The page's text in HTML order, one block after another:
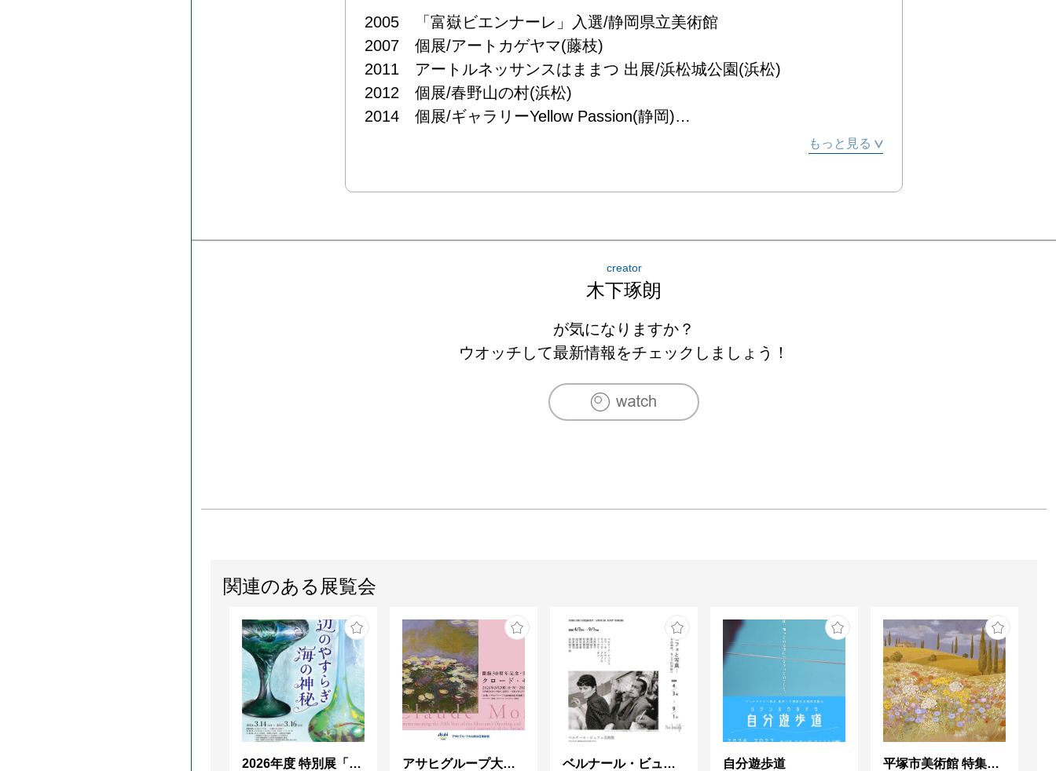
2005　「富嶽ビエンナーレ」入選/静岡県立美術館
2007　個展/アートカゲヤマ(藤枝)
2011　アートルネッサンスはままつ 出展/浜松城公園(浜松)
2012　個展/春野山の村(浜松)
2014　個展/ギャラリーYellow Passion(静岡)
もっと見る
creator
木下琢朗
が気になりますか？
ウオッチして最新情報をチェックしましょう！
関連のある展覧会
2026年度 特別展「ガレとドーム、アール･ヌーヴォーのガラス 水辺のやすらぎ、海の神秘」 アサヒグループ大山崎山荘美術館 開館30周年記念展「没後100年 クロード・モネ」 ベルナール・ビュフェと写真 ーカメラがとらえたビュフェとその時代、そして21 世紀へ 自分遊歩道 平塚市美術館 特集展 花の表現、その多様性／特別展示 新収蔵品展